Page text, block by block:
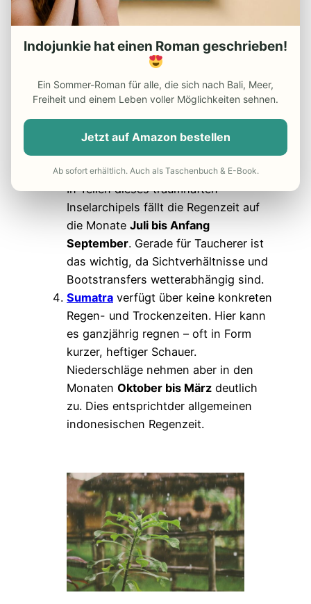
oder im Dschungelgebiet des Ujung-
Kulon-Nationalparks.
Ostküste von Sulawesi
Entlang der Ostküste – etwa rund um
Luwuk oder Kendari – verschiebt sich
die Regenzeit auf die MonateMai bis
August. Das Wetter folgt hier also
einemgegenläufigen Musterzur
sonst üblichen Monsunverteilung.
Raja Ampat(Westpapua)
In Teilen dieses traumhaften
Inselarchipels fällt die Regenzeit auf
die Monate Juli bis Anfang
September. Gerade für Taucherer ist
das wichtig, da Sichtverhältnisse und
Bootstransfers wetterabhängig sind.
Sumatra verfügt über keine konkreten
Regen- und Trockenzeiten. Hier kann
es ganzjährig regnen – oft in Form
kurzer, heftiger Schauer.
Niederschläge nehmen aber in den
Monaten Oktober bis März deutlich
zu. Dies entsprichtder allgemeinen
indonesischen Regenzeit.
Indojunkie hat einen Roman geschrieben!
Ein Sommer-Roman für alle, die sich nach Bali, Meer,
Freiheit und einem Leben voller Möglichkeiten sehnen.
Jetzt auf Amazon bestellen
Ab sofort erhältlich. Auch als Taschenbuch & E-Book.